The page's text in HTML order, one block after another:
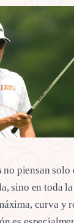
no piensan solo
sino en toda
curva y